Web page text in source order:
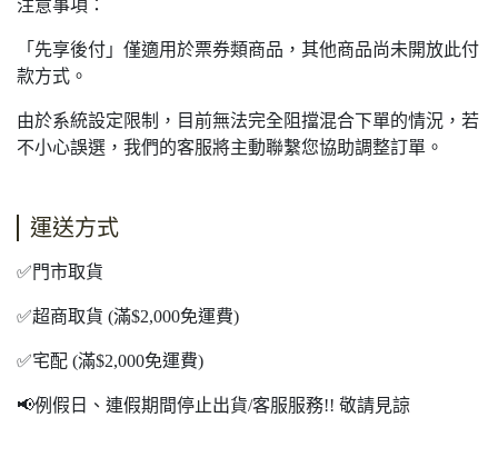
注意事項：
「先享後付」僅適用於票券類商品，其他商品尚未開放此付
款方式。
由於系統設定限制，目前無法完全阻擋混合下單的情況，若
不小心誤選，我們的客服將主動聯繫您協助調整訂單。
運送方式
✅門市取貨
✅超商取貨 (滿$2,000免運費)
✅宅配 (滿$2,000免運費)
📢例假日、連假期間停止出貨/客服服務!! 敬請見諒